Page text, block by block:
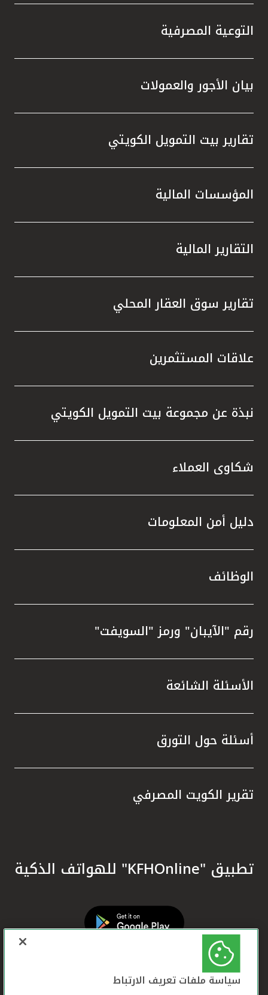
التوعية المصرفية
بيان الأجور والعمولات
تقارير بيت التمويل الكويتي
المؤسسات المالية
التقارير المالية
تقارير سوق العقار المحلي
علاقات المستثمرين
نبذة عن مجموعة بيت التمويل الكويتي
شكاوى العملاء
دليل أمن المعلومات
الوظائف
رقم "الآيبان" ورمز "السويفت"
الأسئلة الشائعة
أسئلة حول التورق
تقرير الكويت المصرفي
تطبيق "KFHOnline" للهواتف الذكية
سياسة ملفات تعريف الارتباط